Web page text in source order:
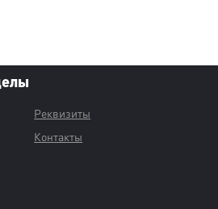
Реквизиты
Контакты